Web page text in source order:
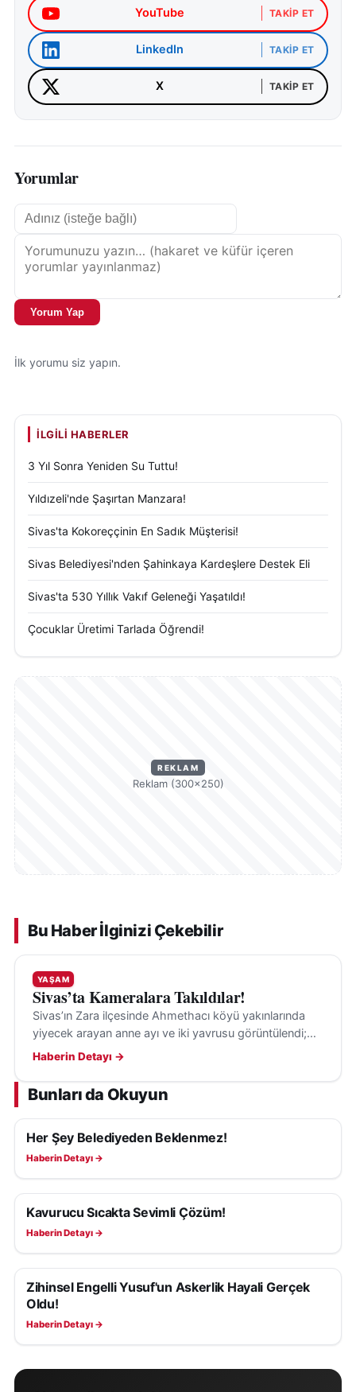
YouTube TAKIP ET
LinkedIn TAKIP ET
X TAKIP ET
Yorumlar
Yorum Yap
İlk yorumu siz yapın.
İLGILI HABERLER
3 Yıl Sonra Yeniden Su Tuttu!
Yıldızeli'nde Şaşırtan Manzara!
Sivas'ta Kokoreççinin En Sadık Müşterisi!
Sivas Belediyesi'nden Şahinkaya Kardeşlere Destek Eli
Sivas'ta 530 Yıllık Vakıf Geleneği Yaşatıldı!
Çocuklar Üretimi Tarlada Öğrendi!
REKLAM
Reklam (300×250)
Bu Haber İlginizi Çekebilir
YAŞAM
Sivas’ta Kameralara Takıldılar!
Sivas’ın Zara ilçesinde Ahmethacı köyü yakınlarında
yiyecek arayan anne ayı ve iki yavrusu görüntülendi;
anne ayı, vatandaşı fark edince yavrularını uzaklaştırdı.
Haberin Detayı →
Bunları da Okuyun
YAŞAM
Her Şey Belediyeden Beklenmez!
Haberin Detayı →
YAŞAM
Kavurucu Sıcakta Sevimli Çözüm!
Haberin Detayı →
YAŞAM
Zihinsel Engelli Yusuf'un Askerlik Hayali Gerçek
Oldu!
Haberin Detayı →